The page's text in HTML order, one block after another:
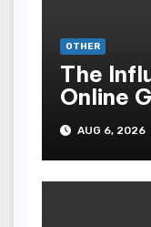
OTHER
The
Online
AUG 6, 2026